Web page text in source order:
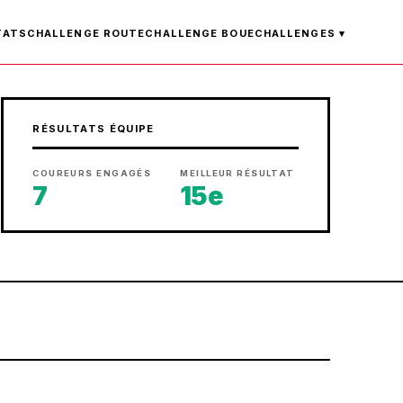
CHALLENGE ROUTECHALLENGE BOUECHALLENGES ▾
RÉSULTATS ÉQUIPE
COUREURS ENGAGÉS
7
MEILLEUR RÉSULTAT
15e